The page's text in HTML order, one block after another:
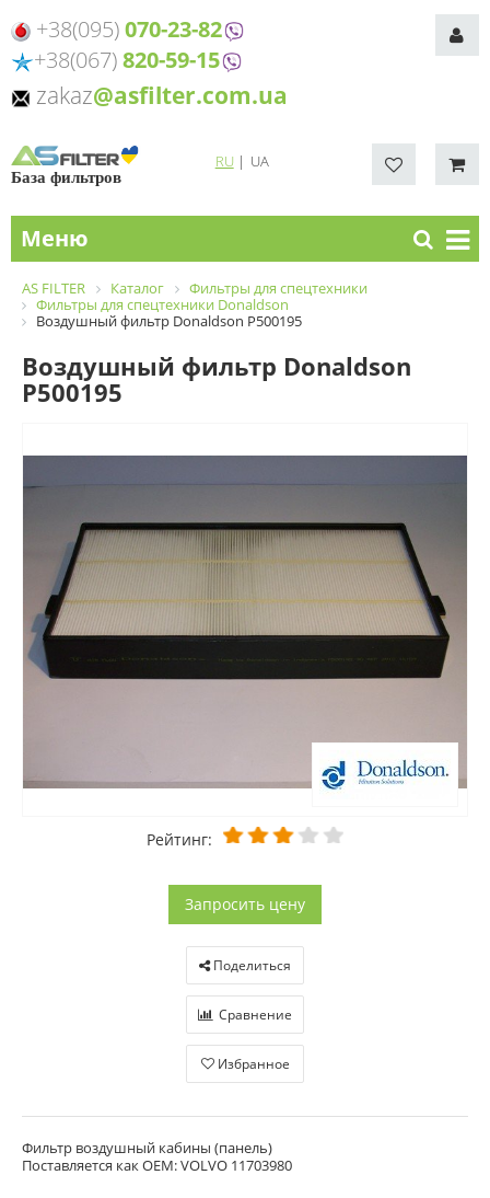
+38(095)070-23-82
+38(067)820-59-15
zakaz@asfilter.com.ua
База фильтров
RU| UA
Меню
AS FILTER Каталог
Фильтры для спецтехники
Фильтры для спецтехники Donaldson
Воздушный фильтр Donaldson P500195
Воздушный фильтр Donaldson
P500195
Рейтинг:
Запросить цену
Поделиться
Сравнение
Избранное
Фильтр воздушный кабины (панель)
Поставляется как OEM: VOLVO 11703980